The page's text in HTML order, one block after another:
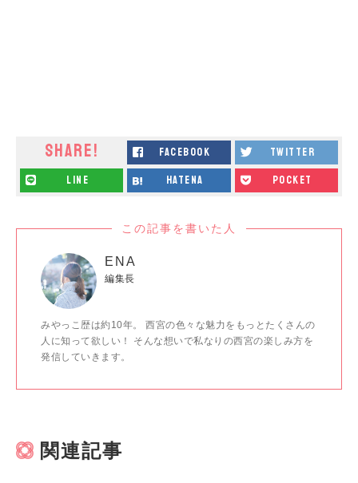
SHARE! facebook twitter
line hatena pocket
この記事を書いた人
ENA
編集長
みやっこ歴は約10年。 西宮の色々な魅力をもっとたくさんの
人に知って欲しい！ そんな想いで私なりの西宮の楽しみ方を
発信していきます。
関連記事